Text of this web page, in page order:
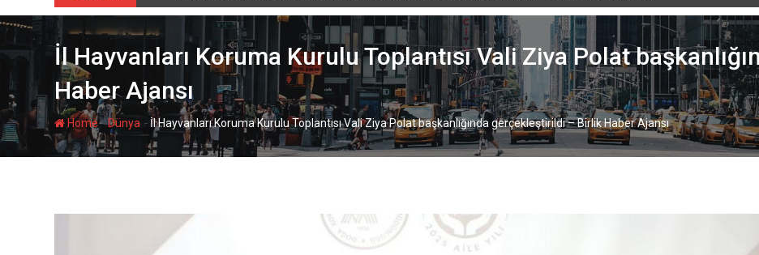
İl Hayvanları Koruma Kurulu Toplantısı Vali Ziya Polat
Haber Ajansı
Home-Dünya - İl Hayvanları Koruma Kurulu Toplantısı Vali Ziya Polat başkanlığında gerçekleştirildi – Birlik Haber Ajansı